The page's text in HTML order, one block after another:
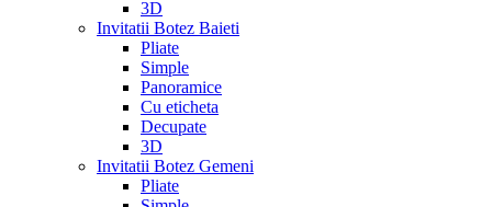
3D
Invitatii Botez Baieti
Pliate
Simple
Panoramice
Cu eticheta
Decupate
3D
Invitatii Botez Gemeni
Pliate